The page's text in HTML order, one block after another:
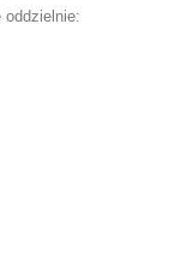
oddzielnie: